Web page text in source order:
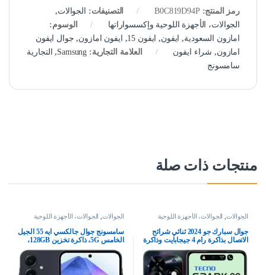
رمز المنتج: B0C819D94P التصنيفات: الجوالات,
الجوالات، الأجهزة اللوحية وإكسسواراتها
الوسوم:
امازون السعودية, ايفون, ايفون 15 , ايفون امازون, جوال ايفون
امازون, شراء ايفون العلامة التجارية: Samsung
, التجارية
سامسونج
منتجات ذات صلة
الجوالات الجوالات، الأجهزة اللوحية
وإكسسواراتها
جوال سبارك جو 2024 ثنائي شرائح
الاتصال بذاكرة رام 4 جيجابايت وذاكرة
اصدار الشرق الاوسط، أسود
الجوالات الجوالات، الأجهزة اللوحية
وإكسسواراتها
سامسونج جوال جالكسي ايه 55 الجيل
الخامس 5G، ذاكرة تخزين 128GB،
ذاكرة RAM 8GB، هاتف ذكي بنظام
اندرويد، كحلي رائع (اصدار المملكة
العربية السعودية)